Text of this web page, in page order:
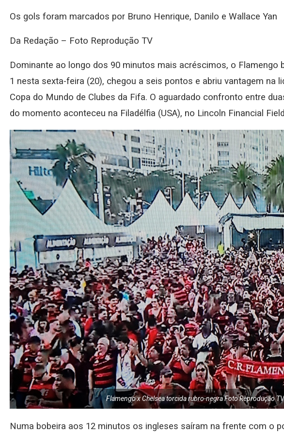
Os gols foram marcados por Bruno Henrique, Danilo e Wallace Yan
Da Redação – Foto Reprodução TV
Dominante ao longo dos 90 minutos mais acréscimos, o Flamengo
1 nesta sexta-feira (20), chegou a seis pontos e abriu vantagem na
Copa do Mundo de Clubes da Fifa. O aguardado confronto entre
do momento aconteceu na Filadélfia (USA), no Lincoln Financial
Flamengo x Chelsea torcida rubro-negra Foto Reprodução
Numa bobeira aos 12 minutos os ingleses saíram na frente com o